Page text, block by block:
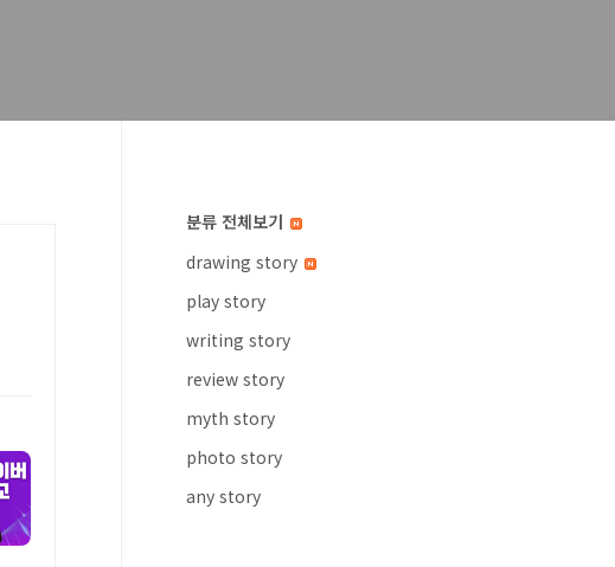
분류 전체보기
drawing story
play story
writing story
review story
myth story
photo story
any story